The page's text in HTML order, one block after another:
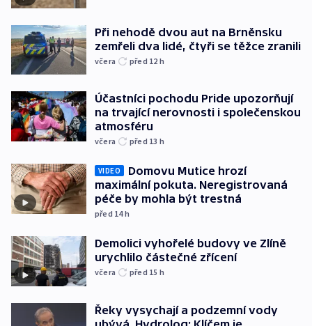
Při nehodě dvou aut na Brněnsku
zemřeli dva lidé, čtyři se těžce zranili
včera před 12 h
Účastníci pochodu Pride upozorňují
na trvající nerovnosti i společenskou
atmosféru
včera před 13 h
VIDEO
Domovu Mutice hrozí
maximální pokuta. Neregistrovaná
péče by mohla být trestná
před 14h
Demolici vyhořelé budovy ve Zlíně
urychlilo částečné zřícení
včera před 15 h
Řeky vysychají a podzemní vody